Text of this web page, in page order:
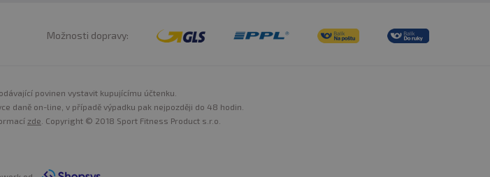
Možnosti dopravy:
povinen vystavit kupujícímu účtenku.
daně on-line, v případě výpadku pak nejpozději do 48 hodin.
zde . Copyright © 2018 Sport Fitness Product s.r.o.